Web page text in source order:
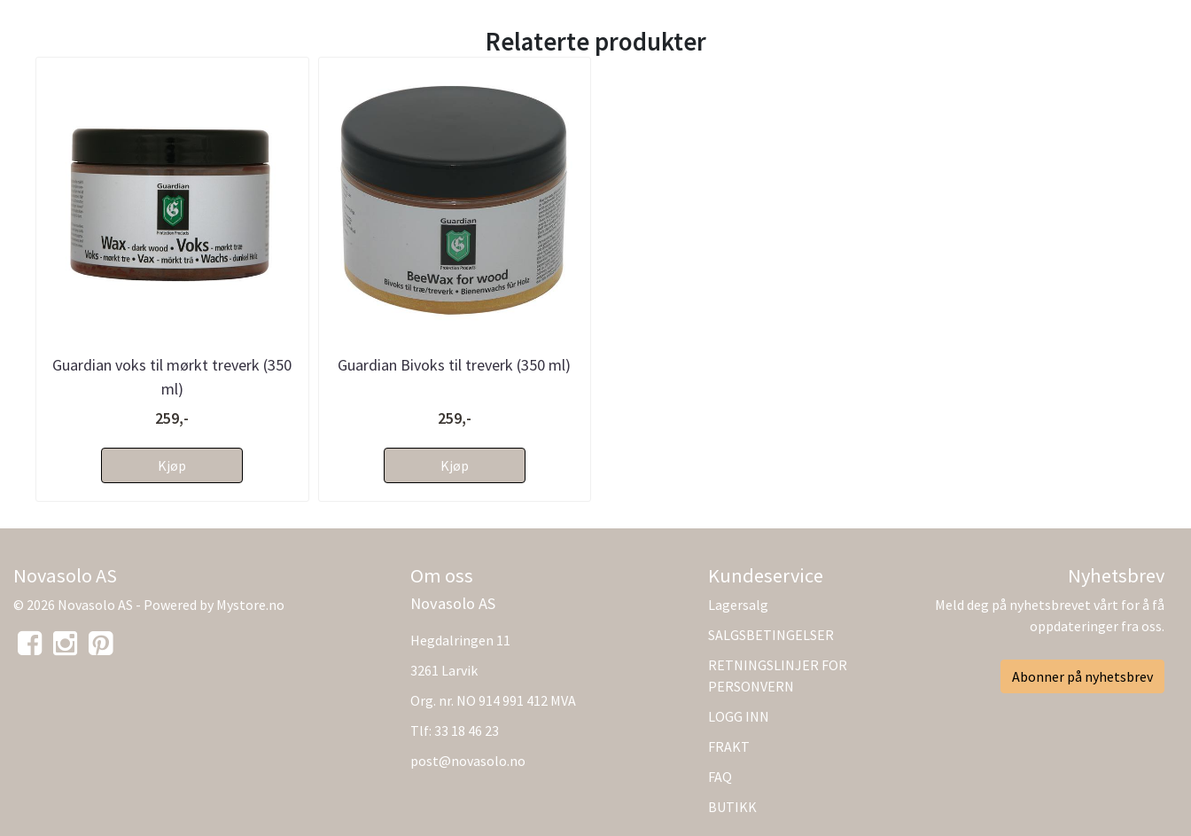
Relaterte produkter
Guardian voks til mørkt treverk (350
ml)
259,-
Kjøp
Guardian Bivoks til treverk (350 ml)
259,-
Kjøp
Novasolo AS
© 2026 Novasolo AS - Powered by Mystore.no
Om oss
Novasolo AS
Hegdalringen 11
3261 Larvik
Org. nr. NO 914 991 412 MVA
Tlf: 33 18 46 23
post@novasolo.no
Kundeservice
Lagersalg
SALGSBETINGELSER
RETNINGSLINJER FOR
PERSONVERN
LOGG INN
FRAKT
FAQ
BUTIKK
Nyhetsbrev
Meld deg på nyhetsbrevet vårt for å få
oppdateringer fra oss.
Abonner på nyhetsbrev